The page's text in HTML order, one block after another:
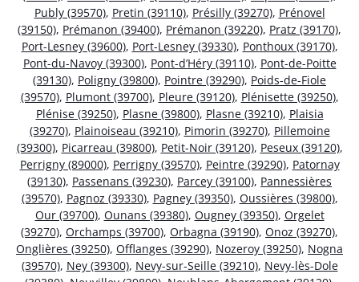
Publy (39570), Pretin (39110), Présilly (39270), Prénovel
(39150), Prémanon (39400), Prémanon (39220), Pratz (39170),
Port-Lesney (39600), Port-Lesney (39330), Ponthoux (39170),
Pont-du-Navoy (39300), Pont-d’Héry (39110), Pont-de-Poitte
(39130), Poligny (39800), Pointre (39290), Poids-de-Fiole
(39570), Plumont (39700), Pleure (39120), Plénisette (39250),
Plénise (39250), Plasne (39800), Plasne (39210), Plaisia
(39270), Plainoiseau (39210), Pimorin (39270), Pillemoine
(39300), Picarreau (39800), Petit-Noir (39120), Peseux (39120),
Perrigny (89000), Perrigny (39570), Peintre (39290), Patornay
(39130), Passenans (39230), Parcey (39100), Pannessières
(39570), Pagnoz (39330), Pagney (39350), Oussières (39800),
Our (39700), Ounans (39380), Ougney (39350), Orgelet
(39270), Orchamps (39700), Orbagna (39190), Onoz (39270),
Onglières (39250), Offlanges (39290), Nozeroy (39250), Nogna
(39570), Ney (39300), Nevy-sur-Seille (39210), Nevy-lès-Dole